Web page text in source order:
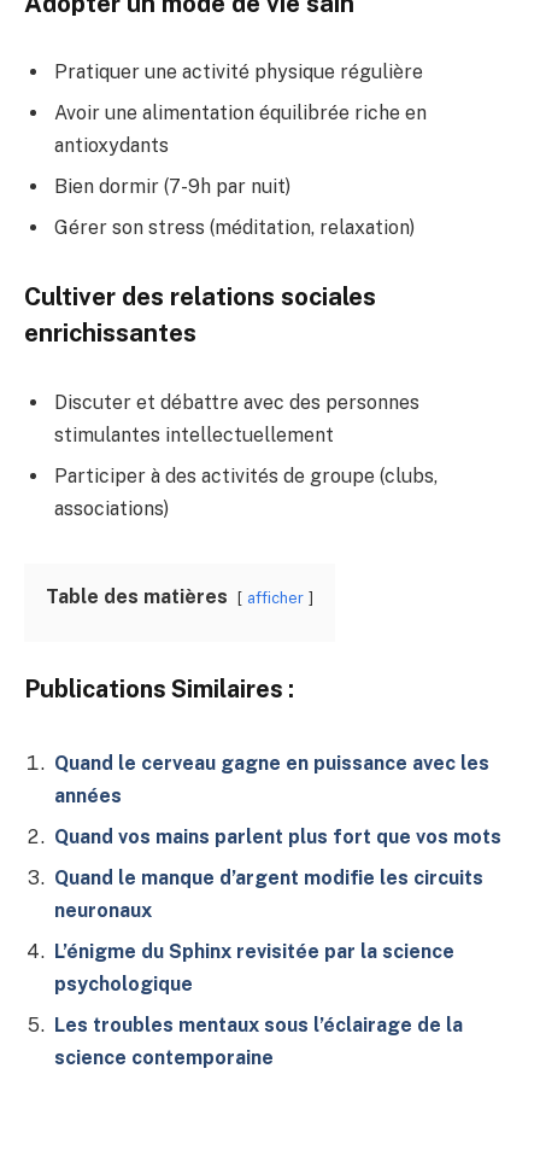
Pratiquer une activité physique régulière
Avoir une alimentation équilibrée riche en
antioxydants
Bien dormir (7-9h par nuit)
Gérer son stress (méditation, relaxation)
Cultiver des relations sociales
enrichissantes
Discuter et débattre avec des personnes
stimulantes intellectuellement
Participer à des activités de groupe (clubs,
associations)
Table des matières afficher
Publications Similaires :
Quand le cerveau gagne en puissance avec les
années
Quand vos mains parlent plus fort que vos mots
Quand le manque d’argent modifie les circuits
neuronaux
L’énigme du Sphinx revisitée par la science
psychologique
Les troubles mentaux sous l’éclairage de la
science contemporaine